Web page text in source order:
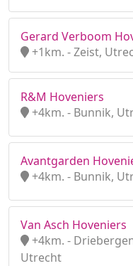
Gerard Verboom
+1km. - Zeist,
R&M Hoveniers
+4km. - Bunnik,
Avantgarden
+4km. - Bunnik,
Van Asch Hoveniers
+4km. -
Utrecht